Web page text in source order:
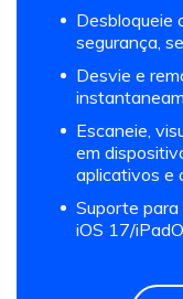
Desbloqueie
segurança,
Desvie e
Escaneie,
em
aplicativos e
Suporte
iOS 17/